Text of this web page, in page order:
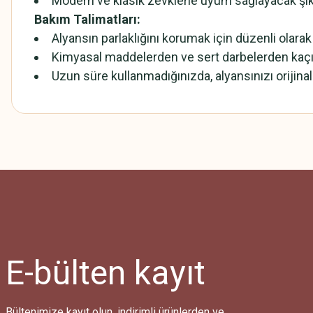
Bakım Talimatları:
Alyansın parlaklığını korumak için düzenli
Kimyasal maddelerden ve sert darbelerden
Uzun süre kullanmadığınızda, alyansınızı
Bu ürüne benzer farklı alternatifler olmalı.
E-bülten kayıt